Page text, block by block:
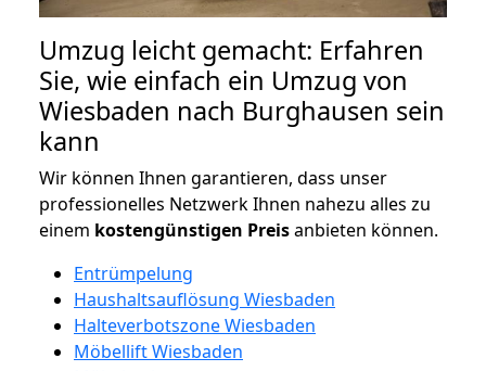
Umzug leicht gemacht: Erfahren
Sie, wie einfach ein Umzug von
Wiesbaden nach Burghausen sein
kann
Wir können Ihnen garantieren, dass unser
professionelles Netzwerk Ihnen nahezu alles zu
einem kostengünstigen Preisanbieten können.
Entrümpelung
Haushaltsauflösung Wiesbaden
Halteverbotszone Wiesbaden
Möbellift Wiesbaden